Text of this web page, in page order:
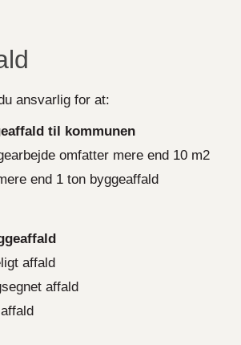
ansvarlig for at:
til kommunen
omfatter mere end 10 m2
end 1 ton byggeaffald
affald
affald